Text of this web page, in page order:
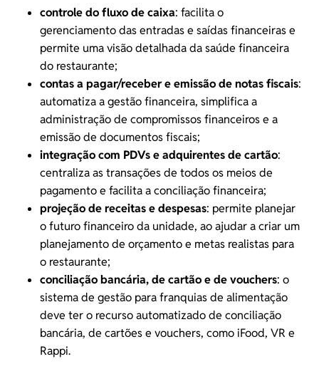
controle do fluxo de caixa: facilita o
gerenciamento das entradas e saídas financeiras e
permite uma visão detalhada da saúde financeira
do restaurante;
contas a pagar/receber e emissão de notas fiscais:
automatiza a gestão financeira, simplifica a
administração de compromissos financeiros e a
emissão de documentos fiscais;
integração com PDVse adquirentes de cartão:
centraliza as transações de todos os meios de
pagamento e facilita a conciliação financeira;
projeção de receitas e despesas: permite planejar
o futuro financeiro da unidade, ao ajudar a criar um
planejamento de orçamento e metas realistas para
o restaurante;
conciliação bancária, de cartão e de vouchers: o
sistema de gestão para franquias de alimentação
deve ter o recurso automatizado de conciliação
bancária, de cartões e vouchers, como iFood, VR e
Rappi.